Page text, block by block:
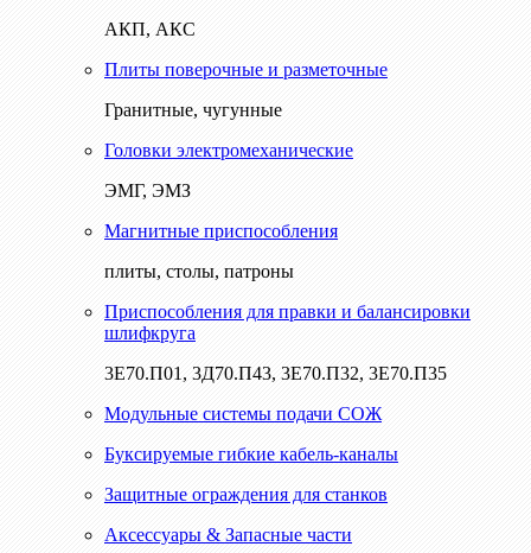
АКП, АКС
Плиты поверочные и разметочные
Гранитные, чугунные
Головки электромеханические
ЭМГ, ЭМЗ
Магнитные приспособления
плиты, столы, патроны
Приспособления для правки и балансировки
шлифкруга
3Е70.П01, 3Д70.П43, 3Е70.П32, 3Е70.П35
Модульные системы подачи СОЖ
Буксируемые гибкие кабель-каналы
Защитные ограждения для станков
Аксессуары & Запасные части